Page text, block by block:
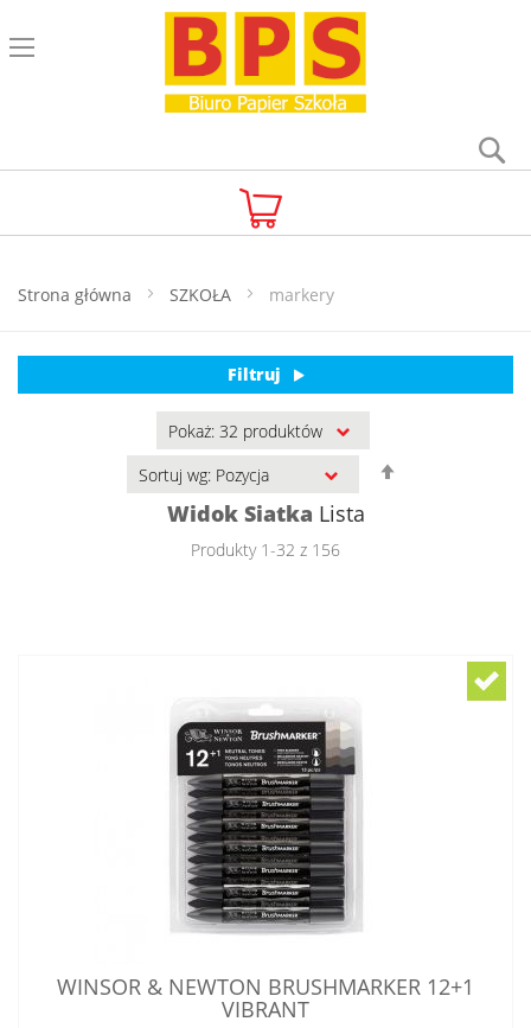
Strona główna SZKOŁA markery
Filtruj
Widok Siatka Lista
Produkty 1-32 z 156
WINSOR & NEWTON BRUSHMARKER 12+1
VIBRANT